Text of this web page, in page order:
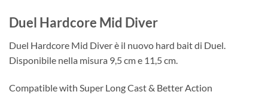
Duel Hardcore Mid Diver
Duel Hardcore Mid Diver è il nuovo hard bait di Duel.
Disponibile nella misura 9,5 cm e 11,5 cm.
Compatible with Super Long Cast & Better Action